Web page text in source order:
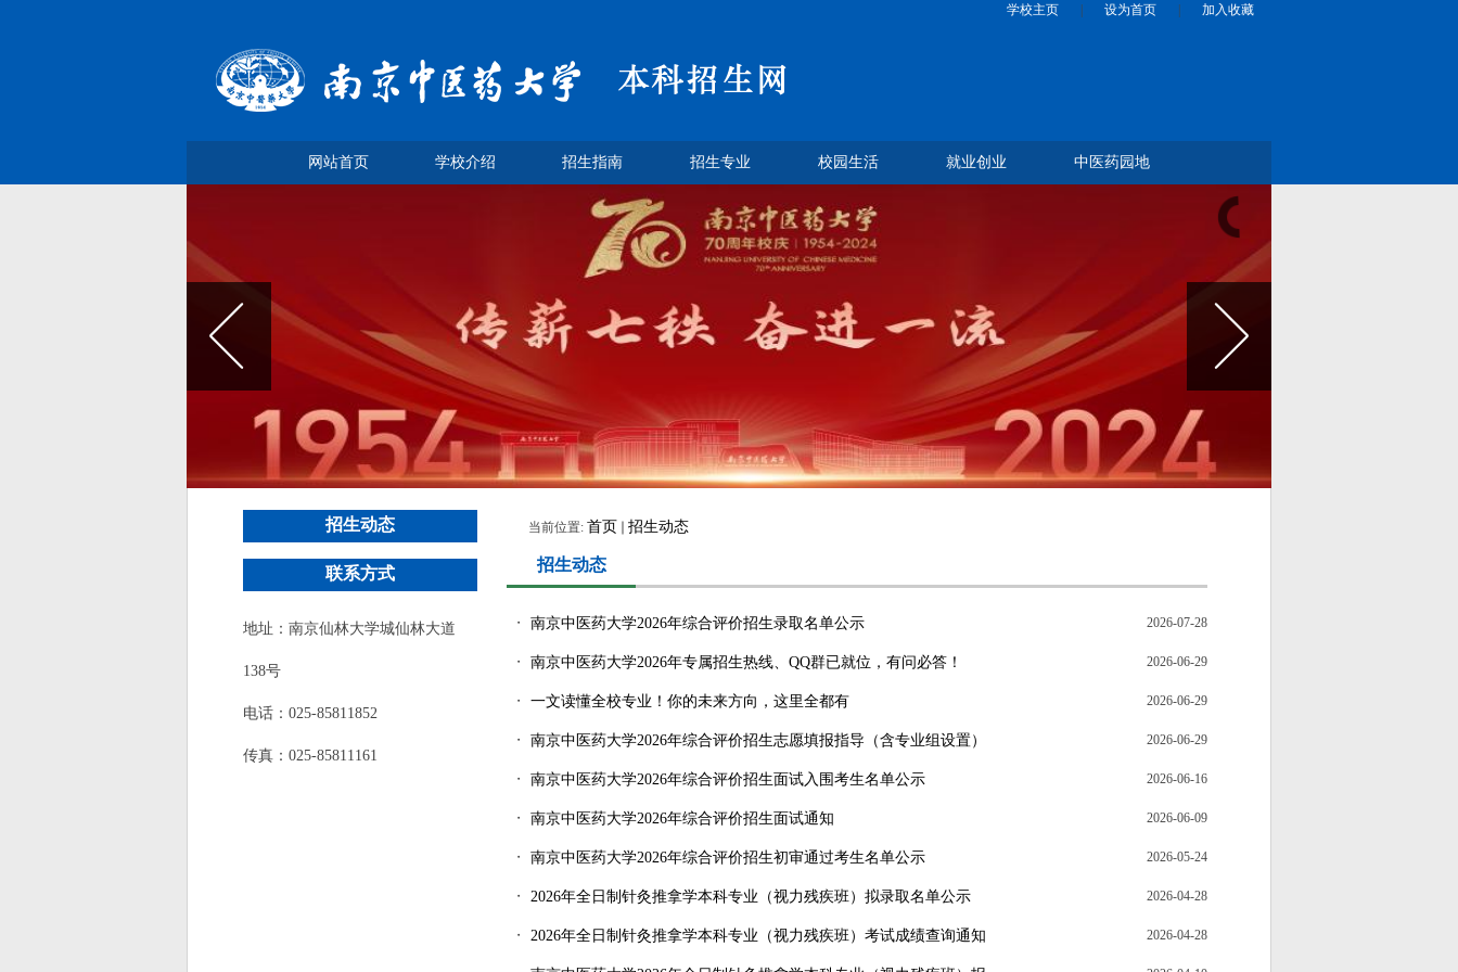
学校主页 设为首页 加入收藏
网站首页 学校介绍 招生指南 招生专业 校园生活 就业创业 中医药园地
招生动态
联系方式
地址：南京仙林大学城仙林大道
138号
电话：025-85811852
传真：025-85811161
当前位置: 首页 招生动态
招生动态
・ 南京中医药大学2026年综合评价招生录取名单公示 2026-07-28
・ 南京中医药大学2026年专属招生热线、QQ群已就位，有问必答！ 2026-06-29
・ 一文读懂全校专业！你的未来方向，这里全都有 2026-06-29
・ 南京中医药大学2026年综合评价招生志愿填报指导（含专业组设置） 2026-06-29
・ 南京中医药大学2026年综合评价招生面试入围考生名单公示 2026-06-16
・ 南京中医药大学2026年综合评价招生面试通知 2026-06-09
・ 南京中医药大学2026年综合评价招生初审通过考生名单公示 2026-05-24
・ 2026年全日制针灸推拿学本科专业（视力残疾班）拟录取名单公示 2026-04-28
・ 2026年全日制针灸推拿学本科专业（视力残疾班）考试成绩查询通知 2026-04-28